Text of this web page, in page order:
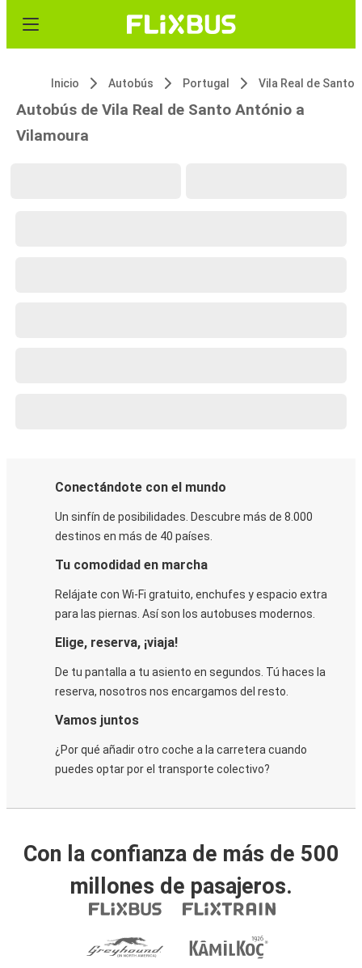
Inicio Autobús Portugal
Autobús de Vila Real de Santo António a
Vilamoura
Conectándote con el mundo
Un sinfín de posibilidades. Descubre más de 8.000
destinos en más de 40 países.
Tu comodidad en marcha
Relájate con Wi-Fi gratuito, enchufes y espacio extra
para las piernas. Así son los autobuses modernos.
Elige, reserva, ¡viaja!
De tu pantalla a tu asiento en segundos. Tú haces la
reserva, nosotros nos encargamos del resto.
Vamos juntos
¿Por qué añadir otro coche a la carretera cuando
puedes optar por el transporte colectivo?
Con la confianza de más de 500
millones de pasajeros.